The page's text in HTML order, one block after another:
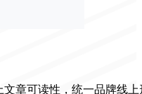
文章可读性，统一品牌线